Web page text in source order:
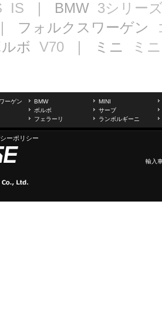
IS ｜ BMW 3シリー
フォルクスワーゲン
ボ V70 ｜ ミニ ミニ
ーゲン BMW
MINI
ボルボ
サーブ
フェラーリ ランボルギーニ
ーポリシー
輸入